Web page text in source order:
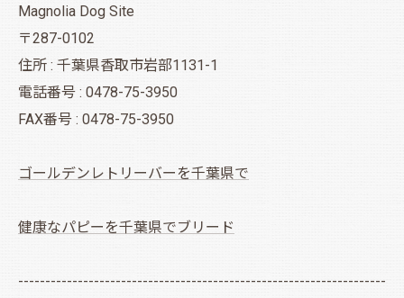
Magnolia Dog Site
〒287-0102
住所 : 千葉県香取市岩部1131-1
電話番号 : 0478-75-3950
FAX番号 : 0478-75-3950
ゴールデンレトリーバーを千葉県で
健康なパピーを千葉県でブリード
--------------------------------------------------------------------